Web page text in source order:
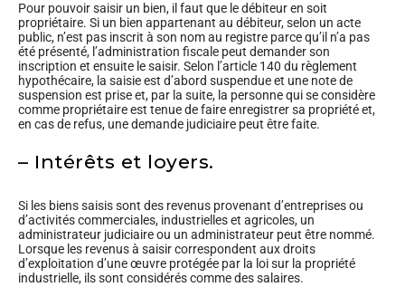
Pour pouvoir saisir un bien, il faut que le débiteur en soit
propriétaire. Si un bien appartenant au débiteur, selon un acte
public, n’est pas inscrit à son nom au registre parce qu’il n’a pas
été présenté, l’administration fiscale peut demander son
inscription et ensuite le saisir. Selon l’article 140 du règlement
hypothécaire, la saisie est d’abord suspendue et une note de
suspension est prise et, par la suite, la personne qui se considère
comme propriétaire est tenue de faire enregistrer sa propriété et,
en cas de refus, une demande judiciaire peut être faite.
– Intérêts et loyers.
Si les biens saisis sont des revenus provenant d’entreprises ou
d’activités commerciales, industrielles et agricoles, un
administrateur judiciaire ou un administrateur peut être nommé.
Lorsque les revenus à saisir correspondent aux droits
d’exploitation d’une œuvre protégée par la loi sur la propriété
industrielle, ils sont considérés comme des salaires.